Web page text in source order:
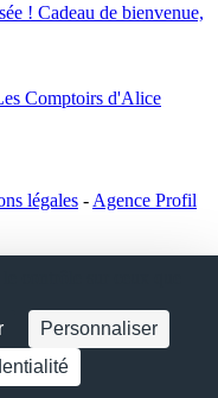
! Cadeau de bienvenue,
Comptoirs d'Alice
légales - Agence Profil
Personnaliser